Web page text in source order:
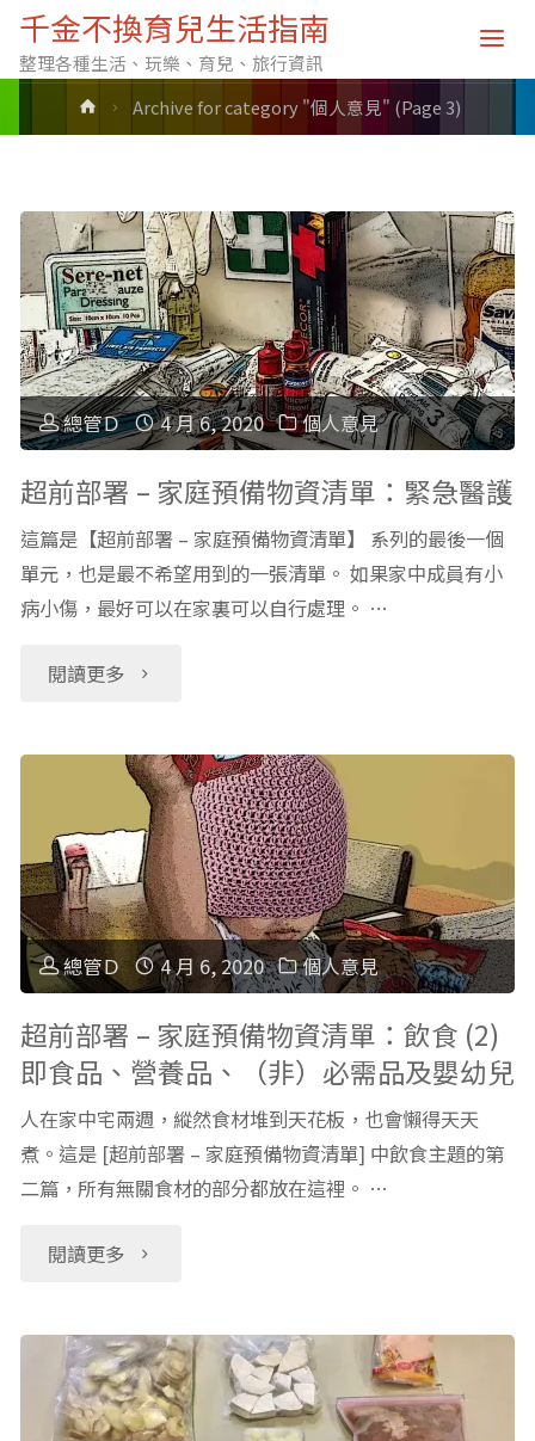
千金不換育兒生活指南
整理各種生活、玩樂、育兒、旅行資訊
分類: 個人意見
HomeArchive for category "個人意見" (Page 3)
總管Ｄ 4 月 6, 2020 個人意見
超前部署 – 家庭預備物資清單：緊急醫護
這篇是【超前部署 – 家庭預備物資清單】 系列的最後一個
單元，也是最不希望用到的一張清單。 如果家中成員有小
病小傷，最好可以在家裏可以自行處理。 …
閱讀更多
"超
部
署
–
家
預
備
物
資
單：
緊
總管Ｄ 4 月 6, 2020 個人意見
超前部署 – 家庭預備物資清單：飲食 (2)
即食品、營養品、（非）必需品及嬰幼兒
人在家中宅兩週，縱然食材堆到天花板，也會懶得天天
煮。這是 [超前部署 – 家庭預備物資清單] 中飲食主題的第
二篇，所有無關食材的部分都放在這裡。 …
閱讀更多
"超
部
署